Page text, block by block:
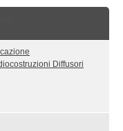
Diffusori